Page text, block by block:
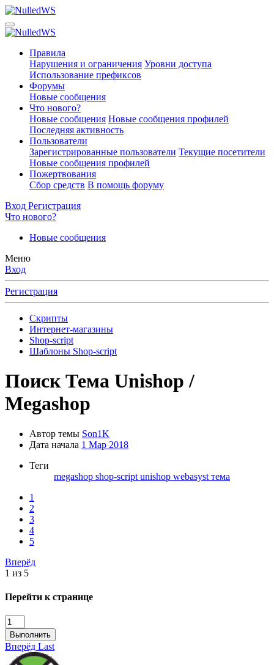
Правила
Нарушения и ограничения Уровни доступа
Использование префиксов
Форумы
Новые сообщения
Что нового?
Новые сообщения Новые сообщения профилей
Последняя активность
Пользователи
Зарегистрированные пользователи Текущие посетители
Новые сообщения профилей
Пожертвования
Сбор средств В помощь форуму
Вход Регистрация
Что нового?
Новые сообщения
Меню
Вход
Регистрация
Скрипты
Интернет-магазины
Shop-script
Шаблоны Shop-script
Поиск Тема Unishop /
Megashop
Автор темы Son1K
Дата начала 1 Мар 2018
Теги
megashop shop-script unishop webasyst тема
1
2
3
4
5
Вперёд
1 из 5
Перейти к странице
Выполнить
Вперёд Last